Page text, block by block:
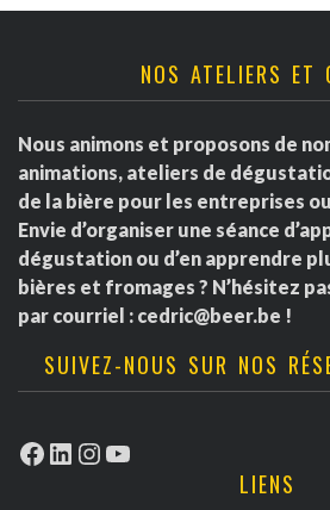
NOS ATELIERS ET
Nous animons et proposons de
animations, ateliers de
de la bière pour les entreprises
Envie d’organiser une séance
dégustation ou d’en apprendre
bières et fromages ? N’hésitez
par courriel : cedric@beer.be !
SUIVEZ-NOUS SUR NOS
Facebook
LinkedIn
Instagram
YouTube
LIENS